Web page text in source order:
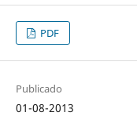
PDF
Publicado
01-08-2013